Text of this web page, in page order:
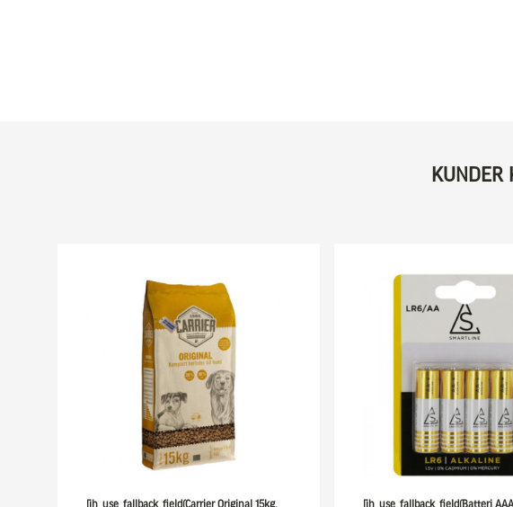
KUNDER
[ih_use_fallback_field(Carrier Original 15kg,
[ih_use_fallback_field(Batteri